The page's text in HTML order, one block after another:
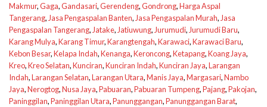
Makmur,Gaga,Gandasari,Gerendeng,Gondrong,Harga Aspal
Tangerang,Jasa Pengaspalan Banten,Jasa Pengaspalan Murah,Jasa
Pengaspalan Tangerang,Jatake,Jatiuwung,Jurumudi,Jurumudi Baru,
Karang Mulya,Karang Timur,Karangtengah,Karawaci,Karawaci Baru,
Kebon Besar,Kelapa Indah,Kenanga,Keroncong,Ketapang,Koang Jaya,
Kreo,Kreo Selatan,Kunciran,Kunciran Indah,Kunciran Jaya,Larangan
Indah,Larangan Selatan,Larangan Utara,Manis Jaya,Margasari,Nambo
Jaya,Nerogtog,Nusa Jaya,Pabuaran,Pabuaran Tumpeng,Pajang,Pakojan,
Paninggilan,Paninggilan Utara,Panunggangan,Panunggangan Barat,